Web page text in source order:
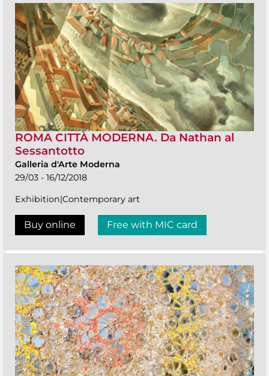
ROMA CITTÀ MODERNA. Da Nathan al
Sessantotto
Galleria d'Arte Moderna
29/03 - 16/12/2018
Exhibition|Contemporary art
Buy online Free with MIC card